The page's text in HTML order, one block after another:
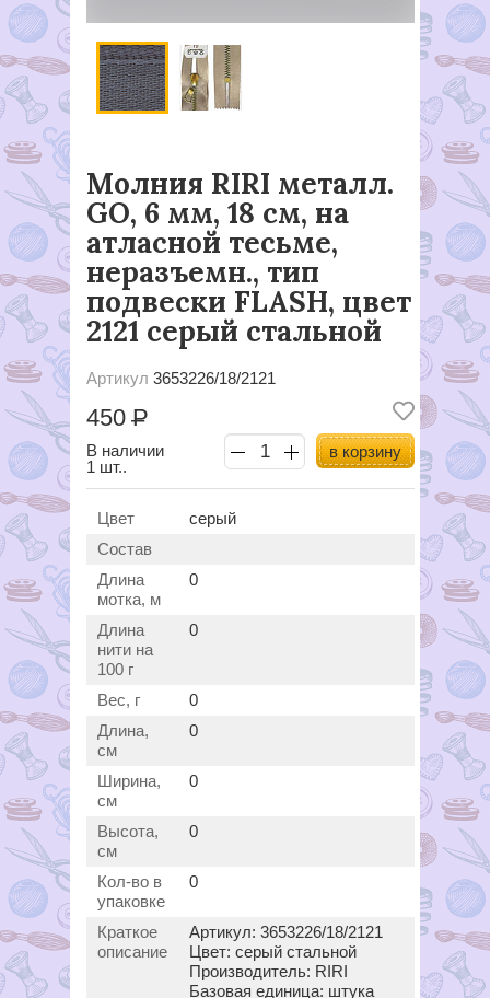
Молния RIRI металл.
GO, 6 мм, 18 см, на
атласной тесьме,
неразъемн., тип
подвески FLASH, цвет
2121 серый стальной
Артикул 3653226/18/2121
450Р
В наличии
1 шт..
в корзину
Цвет
серый
Состав
Длина
мотка, м
0
Длина
нити на
100 г
0
Вес, г
0
Длина,
см
0
Ширина,
см
0
Высота,
см
0
Кол-во в
упаковке
0
Краткое
описание
Артикул: 3653226/18/2121
Цвет: серый стальной
Производитель: RIRI
Базовая единица: штука